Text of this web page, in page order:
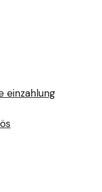
einzahlung